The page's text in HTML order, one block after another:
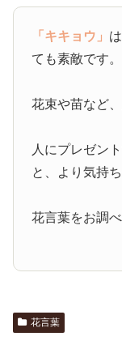
「キキョウ」
ても素敵です。
花束や苗など
人にプレゼン
と、より気持
花言葉をお調
花言葉